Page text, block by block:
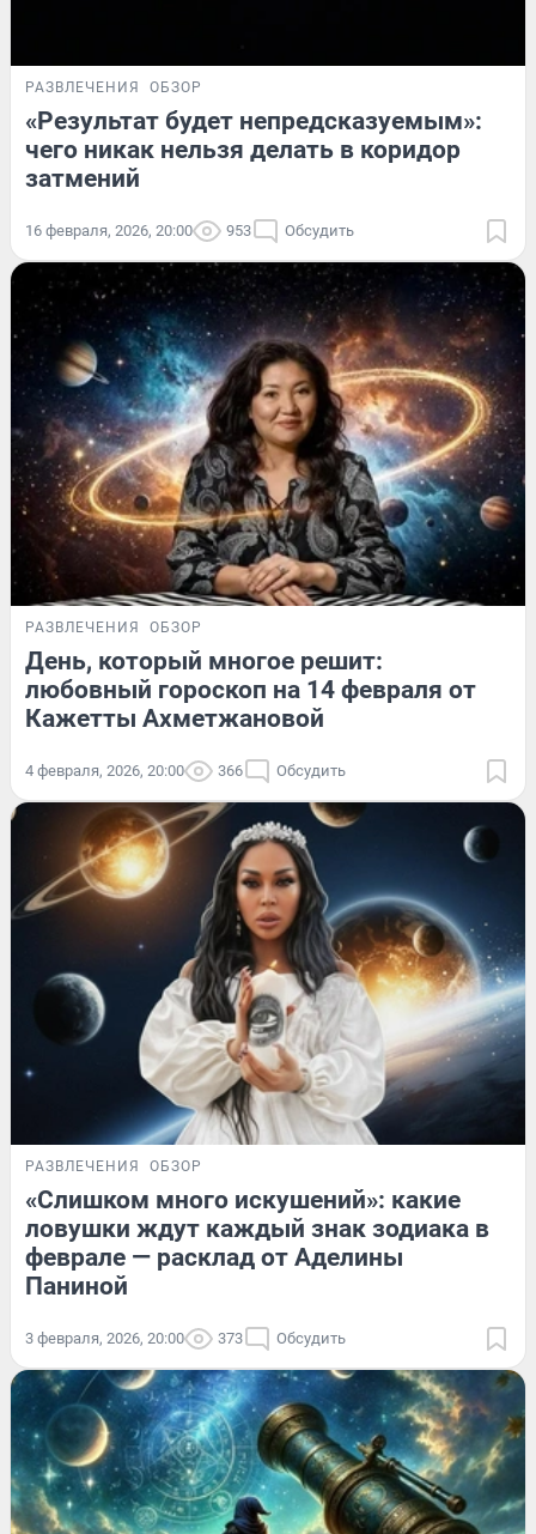
РАЗВЛЕЧЕНИЯ ОБЗОР
«Результат будет непредсказуемым»:
чего никак нельзя делать в коридор
затмений
16 февраля, 2026, 20:00 953 Обсудить
РАЗВЛЕЧЕНИЯ ОБЗОР
День, который многое решит:
любовный гороскоп на 14 февраля от
Кажетты Ахметжановой
4 февраля, 2026, 20:00 366 Обсудить
РАЗВЛЕЧЕНИЯ ОБЗОР
«Слишком много искушений»: какие
ловушки ждут каждый знак зодиака в
феврале — расклад от Аделины
Паниной
3 февраля, 2026, 20:00 373 Обсудить